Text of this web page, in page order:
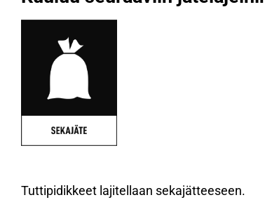
Tuttipidikkeet lajitellaan sekajätteeseen.